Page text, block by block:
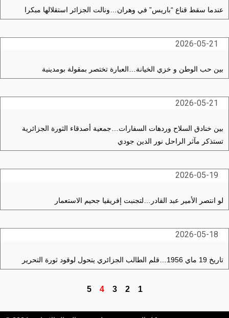
عندما سقط قناع “باريس” في وهران…ونالت الجزائر استقلالها مبكرا
2026-05-21
بين حب الوطن و خزي الخيانة…العبارة تختصر بمقولة بومدينية
2026-05-21
بين خنادق السلاح وردهات السفارات…جمعية أصدقاء الثورة الجزائرية
تستذكر مآثر الراحل نور الدين جودي
2026-05-19
لو انتصر الأمير عبد القادر…لتجنبت إفريقيا جحيم الاستعمار
2026-05-18
تاريخ 19 ماي 1956…قلم الطالب الجزائري يتحول لوقود ثورة التحرير
1
2
3
4
5